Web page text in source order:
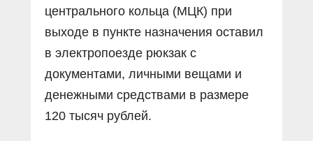
центрального кольца (МЦК) при
выходе в пункте назначения оставил
в электропоезде рюкзак с
документами, личными вещами и
денежными средствами в размере
120 тысяч рублей.